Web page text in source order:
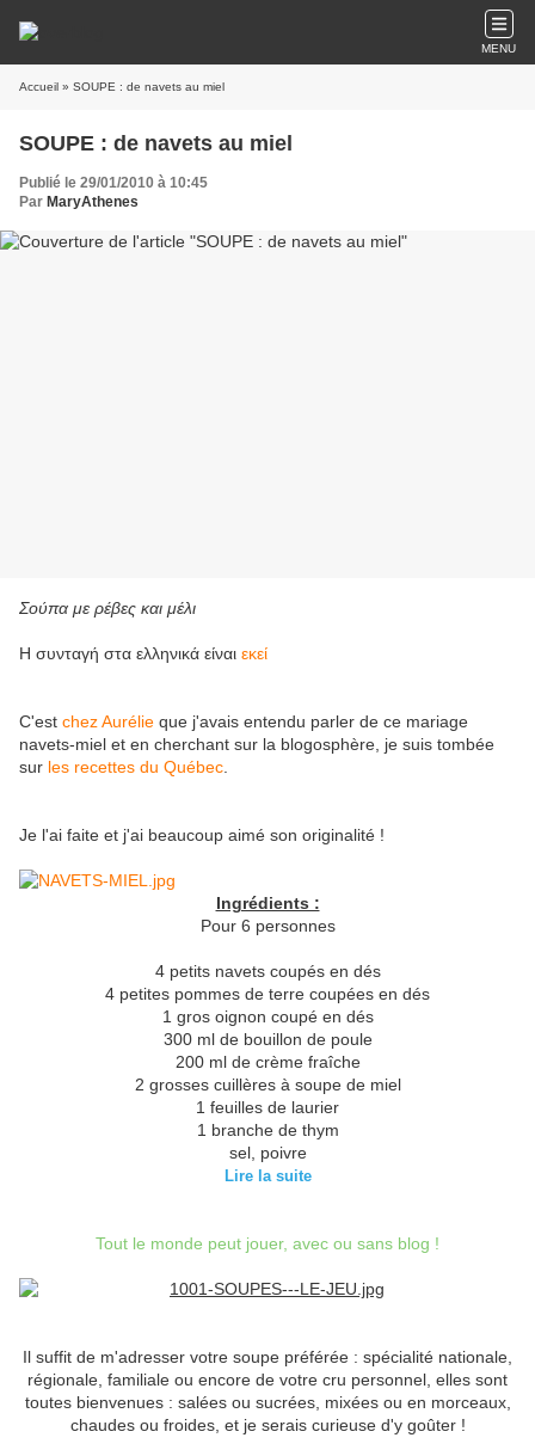
MENU
Accueil » SOUPE : de navets au miel
SOUPE : de navets au miel
Publié le 29/01/2010 à 10:45
Par MaryAthenes
Σούπα με ρέβες και μέλι
Η συνταγή στα ελληνικά είναι εκεί
C'est chez Aurélie que j'avais entendu parler de ce mariage
navets-miel et en cherchant sur la blogosphère, je suis tombée
sur les recettes du Québec
Je l'ai faite et j'ai beaucoup aimé son originalité !
Ingrédients :
Pour 6 personnes
4 petits navets coupés en dés
4 petites pommes de terre coupées en dés
1 gros oignon coupé en dés
300 ml de bouillon de poule
200 ml de crème fraîche
2 grosses cuillères à soupe de miel
1 feuilles de laurier
1 branche de thym
sel, poivre
Lire la suite
Tout le monde peut jouer, avec ou sans blog !
Il suffit de m'adresser votre soupe préférée : spécialité nationale,
régionale, familiale ou encore de votre cru personnel, elles sont
toutes bienvenues : salées ou sucrées, mixées ou en morceaux,
chaudes ou froides, et je serais curieuse d'y goûter !